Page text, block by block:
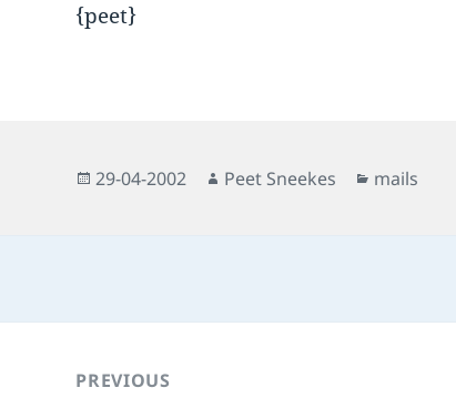
{peet}
Posted
29-04-2002 Author
Peet Sneekes mails
navigationPREVIOUS